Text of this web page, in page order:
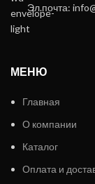
Эл.почта:
МЕНЮ
Главная
О компании
Каталог
Оплата и